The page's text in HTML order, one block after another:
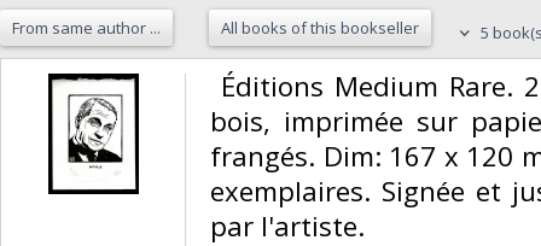
From same author ... All books of this bookseller 5
Éditions Medium Rare.
bois, imprimée sur
frangés. Dim: 167 x 120
exemplaires. Signée et
par l'artiste.‎